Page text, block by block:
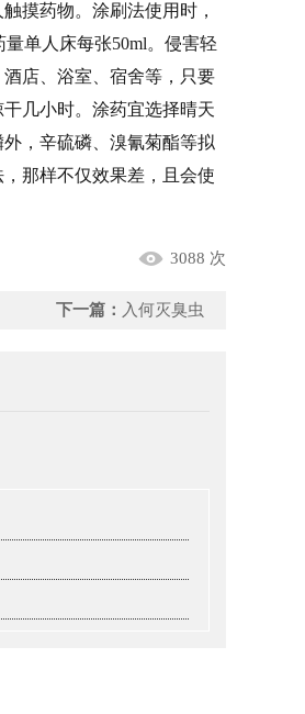
摸药物。 涂刷法使用时，
单人床每张50ml。侵害轻
店、浴室、宿舍等，只要
几小时。 涂药宜选择晴天
外，辛硫磷、溴氰菊酯等拟
那样不仅效果差，且会使
3088 次
下一篇： 入何灭臭虫